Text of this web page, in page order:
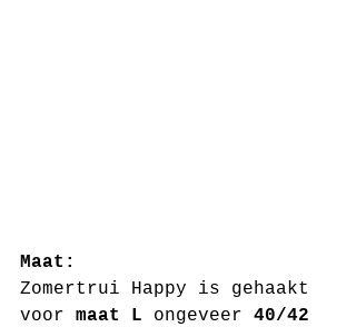
Maat:
Zomertrui Happy is gehaakt
voor maat L ongeveer 40/42